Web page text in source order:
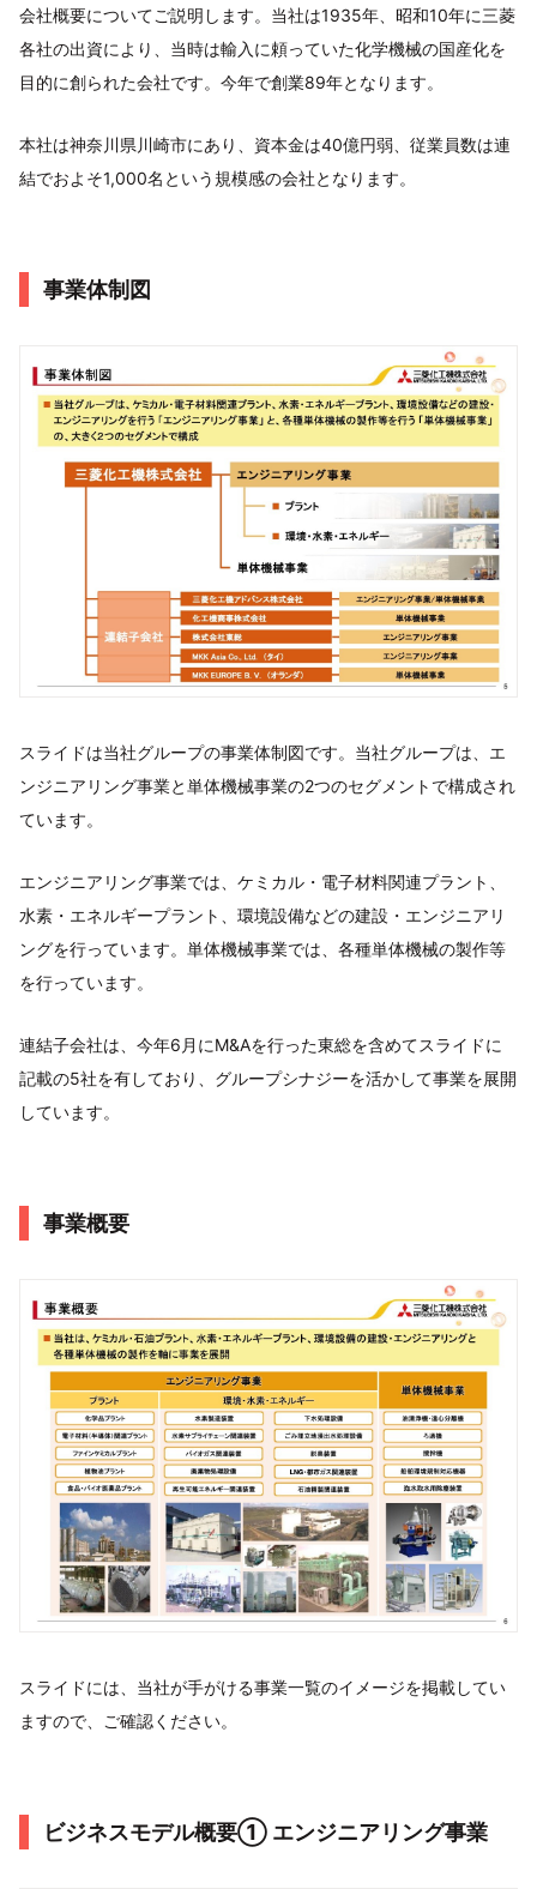
会社概要についてご説明します。当社は1935年、昭和10年に三菱
各社の出資により、当時は輸入に頼っていた化学機械の国産化を
目的に創られた会社です。今年で創業89年となります。
本社は神奈川県川崎市にあり、資本金は40億円弱、従業員数は連
結でおよそ1,000名という規模感の会社となります。
事業体制図
スライドは当社グループの事業体制図です。当社グループは、エ
ンジニアリング事業と単体機械事業の2つのセグメントで構成され
ています。
エンジニアリング事業では、ケミカル・電子材料関連プラント、
水素・エネルギープラント、環境設備などの建設・エンジニアリ
ングを行っています。単体機械事業では、各種単体機械の製作等
を行っています。
連結子会社は、今年6月にM&Aを行った東総を含めてスライドに
記載の5社を有しており、グループシナジーを活かして事業を展開
しています。
事業概要
スライドには、当社が手がける事業一覧のイメージを掲載してい
ますので、ご確認ください。
ビジネスモデル概要➀ エンジニアリング事業